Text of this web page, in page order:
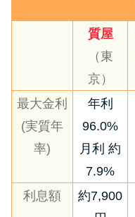
質屋
（東
京）
最大金利
(実質年
率)
年利
96.0%
月利 約
7.9%
利息額
約7,900